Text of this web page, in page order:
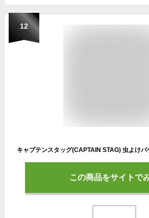
12
この商品をサイトで